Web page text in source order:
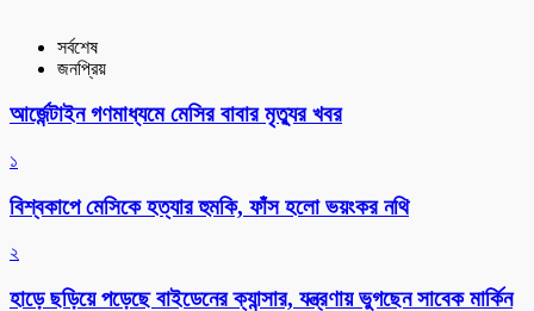
সর্বশেষ
জনপ্রিয়
আর্জেন্টাইন গণমাধ্যমে মেসির বাবার মৃত্যুর খবর
১
বিশ্বকাপে মেসিকে হত্যার হুমকি, ফাঁস হলো ভয়ংকর নথি
২
হাড়ে ছড়িয়ে পড়েছে বাইডেনের ক্যান্সার, যন্ত্রণায় ভুগছেন সাবেক মার্কিন